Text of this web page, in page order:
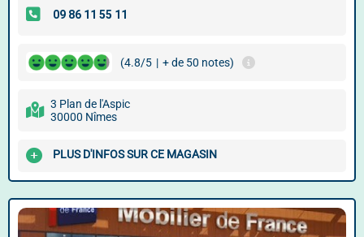
(4.8/5 | + de 50 notes)
3 Plan de l'Aspic
30000 Nîmes
PLUS D'INFOS SUR CE MAGASIN